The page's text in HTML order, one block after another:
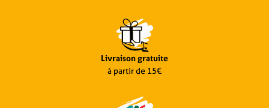
Livraison gratuite
à partir de 15€